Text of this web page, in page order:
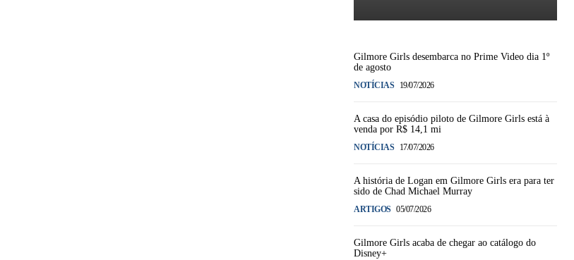
Gilmore Girls desembarca no Prime Video dia 1º
de agosto
NOTÍCIAS 19/07/2026
A casa do episódio piloto de Gilmore Girls está à
venda por R$ 14,1 mi
NOTÍCIAS 17/07/2026
A história de Logan em Gilmore Girls era para ter
sido de Chad Michael Murray
ARTIGOS 05/07/2026
Gilmore Girls acaba de chegar ao catálogo do
Disney+